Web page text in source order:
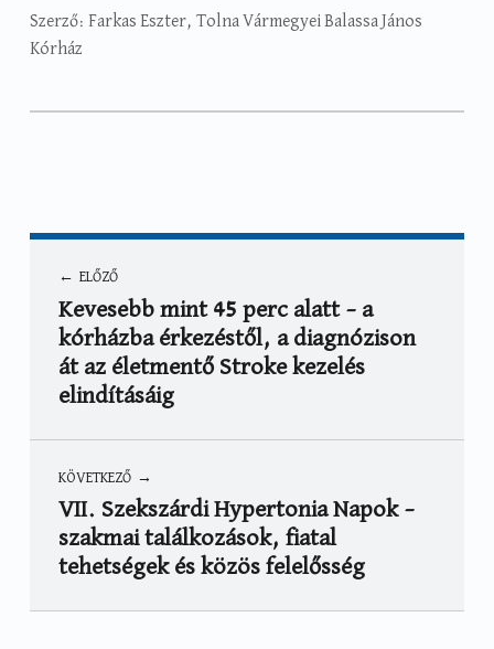
Szerző: Farkas Eszter, Tolna Vármegyei Balassa János
Kórház
Bejegyzés navigáció
ELŐZŐ
Kevesebb mint 45 perc alatt – a
kórházba érkezéstől, a diagnózison
át az életmentő Stroke kezelés
elindításáig
KÖVETKEZŐ
VII. Szekszárdi Hypertonia Napok –
szakmai találkozások, fiatal
tehetségek és közös felelősség